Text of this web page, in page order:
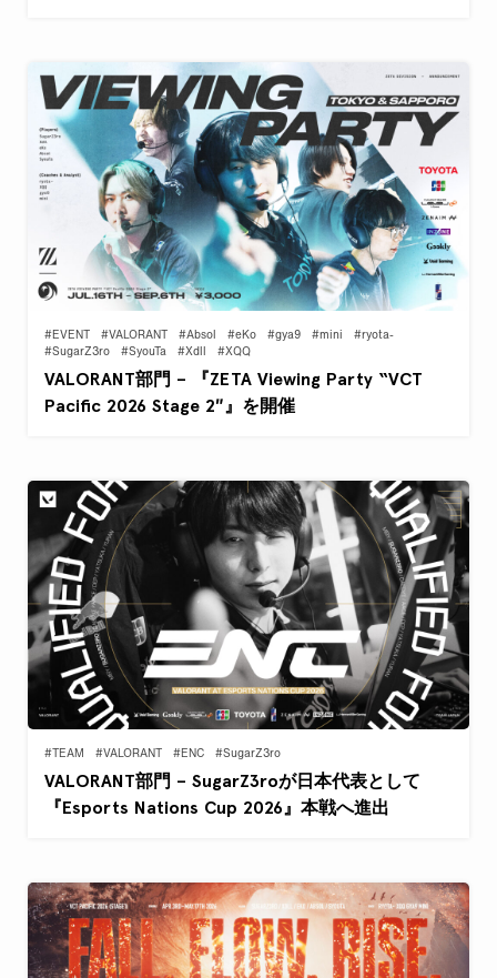
#EVENT #VALORANT #Absol #eKo #gya9 #mini
#ryota-
#SugarZ3ro
#SyouTa #Xdll #XQQ
VALORANT部門 – 『ZETA Viewing Party “VCT
Pacific 2026 Stage 2″』を開催
#TEAM #VALORANT #ENC #SugarZ3ro
VALORANT部門 – SugarZ3roが日本代表として
『Esports Nations Cup 2026』本戦へ進出